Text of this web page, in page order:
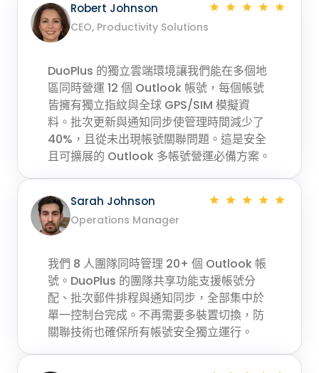
Robert Johnson
CEO, Productivity Solutions
DuoPlus 的獨立雲端環境讓我們能在多個地
區同時營運 12 個 Outlook 帳號，每個帳號
皆擁有獨立指紋與全球 GPS/SIM 模擬資
料。批次更新與通知同步使管理時間減少了
40%，且從未出現帳號關聯問題。這是安全
且可擴展的 Outlook 多帳號營運必備方案。
Sarah Johnson
Operations Manager
我們 8 人團隊同時管理 20+ 個 Outlook 帳
號。DuoPlus 的團隊共享功能支援帳號分
配、批次郵件排程與通知同步，全部集中於
單一控制台完成。不再需要多裝置切換，防
關聯技術也確保所有帳號安全獨立運行。